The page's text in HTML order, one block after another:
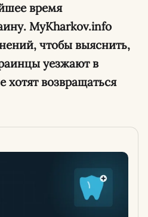
время
MyKharkov.info
чтобы выяснить,
уезжают в
возвращаться